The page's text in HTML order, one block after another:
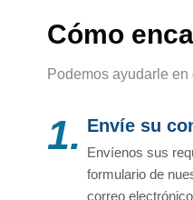
Cómo
Podemos ayudarle
1. Envíe su
Envíenos sus
formulario de
correo